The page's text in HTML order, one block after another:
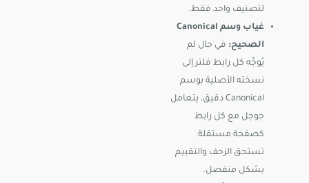
لتصنيف واحد فقط.
غياب وسم Canonical
الصحيح: في حال لم
يُوجَّه كل رابط فلتر إلى
نسخته الأصلية بوسم
Canonical دقيق، يتعامل
جوجل مع كل رابط
كصفحة مستقلة
تستحق الزحف والتقييم
بشكل منفصل.